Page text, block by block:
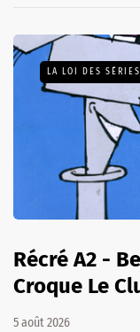
LA LOI DES
Récré A2 -
Croque Le
5 août 2026